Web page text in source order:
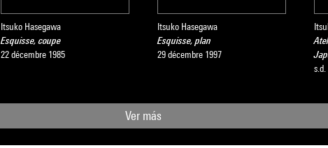
Itsuko Hasegawa
Esquisse, coupe
22 décembre 1985
Itsuko Hasegawa
Esquisse, plan
29 décembre 1997
s.d.
Ver más